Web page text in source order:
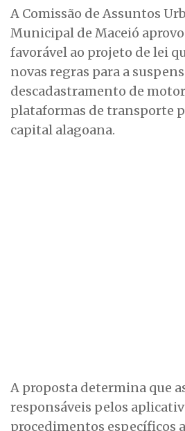
A Comissão de Assuntos
Municipal de Maceió
favorável ao projeto de lei
novas regras para a
descadastramento de
plataformas de transporte
capital alagoana.
A proposta determina que
responsáveis pelos
procedimentos específicos